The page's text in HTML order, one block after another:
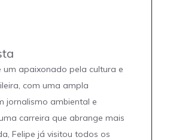
um apaixonado pela cultura e
com uma ampla
jornalismo ambiental e
carreira que abrange mais
Felipe já visitou todos os